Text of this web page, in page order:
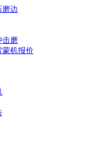
磨边
击磨
蒙机报价